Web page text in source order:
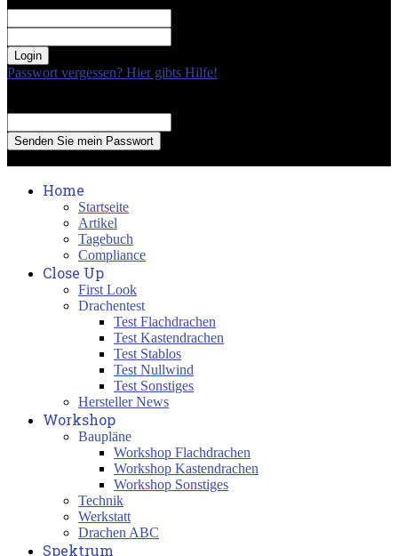
Passwort vergessen? Hier gibts Hilfe!
Home
Startseite
Artikel
Tagebuch
Compliance
Close Up
First Look
Drachentest
Test Flachdrachen
Test Kastendrachen
Test Stablos
Test Nullwind
Test Sonstiges
Hersteller News
Workshop
Baupläne
Workshop Flachdrachen
Workshop Kastendrachen
Workshop Sonstiges
Technik
Werkstatt
Drachen ABC
Spektrum